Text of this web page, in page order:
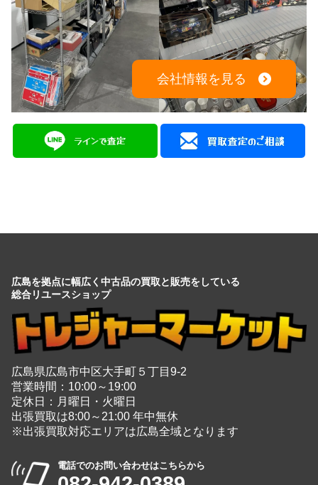
会社情報を見る
広島を拠点に幅広く中古品の買取と販売をしている
総合リユースショップ
広島県広島市中区大手町５丁目9-2
営業時間：10:00～19:00
定休日：月曜日・火曜日
出張買取は8:00～21:00 年中無休
※出張買取対応エリアは広島全域となります
電話でのお問い合わせはこちらから